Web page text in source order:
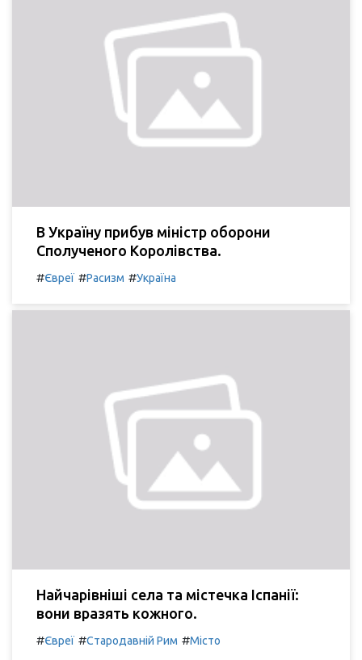
В Україну прибув міністр оборони
Сполученого Королівства.
#Євреї #Расизм #Україна
Найчарівніші села та містечка Іспанії:
вони вразять кожного.
#Євреї #Стародавній Рим #Місто